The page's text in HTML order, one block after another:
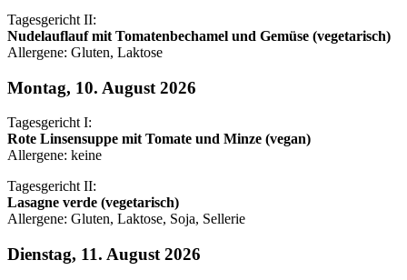
Tagesgericht II:
Nudelauflauf mit Tomatenbechamel und Gemüse (vegetarisch)
Allergene: Gluten, Laktose
Montag, 10. August 2026
Tagesgericht I:
Rote Linsensuppe mit Tomate und Minze (vegan)
Allergene: keine
Tagesgericht II:
Lasagne verde (vegetarisch)
Allergene: Gluten, Laktose, Soja, Sellerie
Dienstag, 11. August 2026